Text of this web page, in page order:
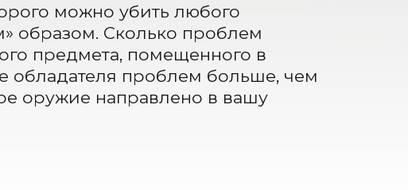
можно убить любого
образом. Сколько проблем
предмета, помещенного в
обладателя проблем больше, чем
оружие направлено в вашу